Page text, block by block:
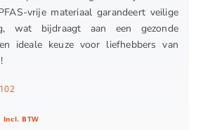
vrije materiaal garandeert veilige
wat bijdraagt aan een gezonde
ideale keuze voor liefhebbers van
Incl. BTW